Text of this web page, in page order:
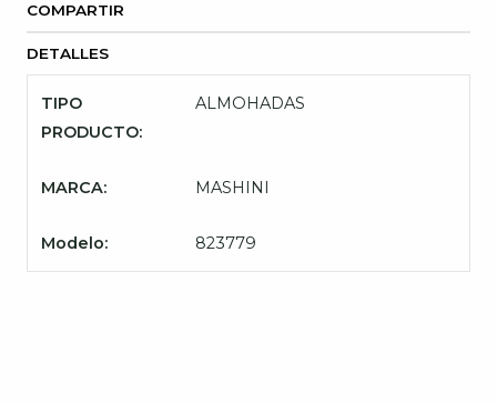
COMPARTIR
DETALLES
TIPO
PRODUCTO:
ALMOHADAS
MARCA: MASHINI
Modelo: 823779